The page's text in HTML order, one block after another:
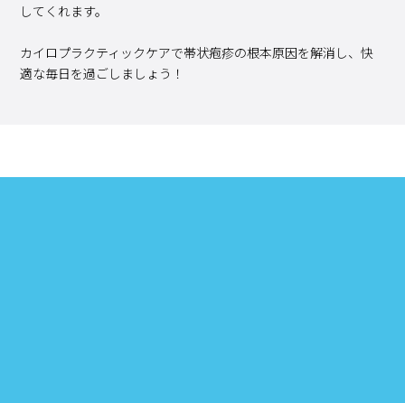
してくれます。
カイロプラクティックケアで帯状疱疹の根本原因を解消し、快
適な毎日を過ごしましょう！